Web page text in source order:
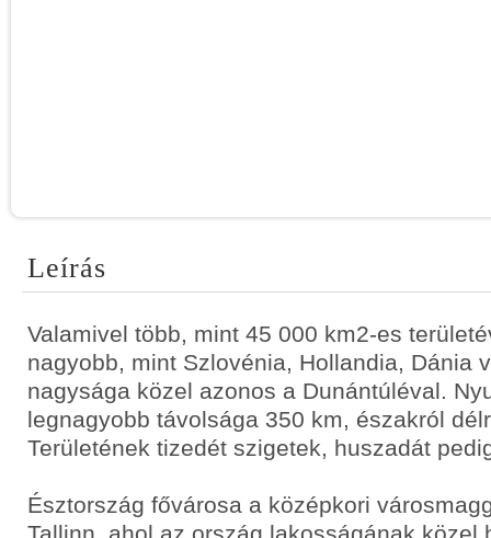
Leírás
Valamivel több, mint 45 000 km2-es
nagyobb, mint Szlovénia, Hollandia, Dánia
nagysága közel azonos a Dunántúléval.
legnagyobb távolsága 350 km, északról
Területének tizedét szigetek, huszadát
Észtország fővárosa a középkori